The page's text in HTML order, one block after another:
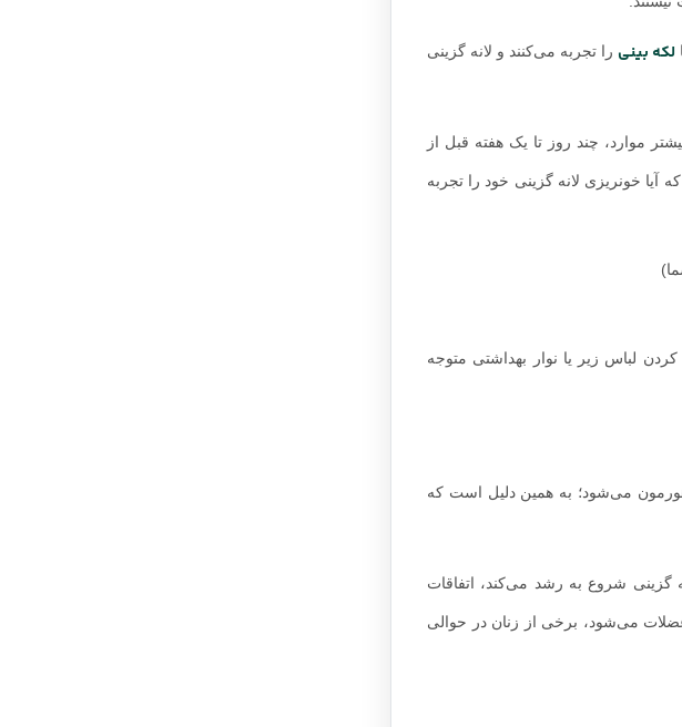
لکه بینی را تجربه می‌کنند و لانه گزینی
موارد، چند روز تا یک هفته قبل از
خونریزی لانه گزینی خود را تجربه
یابد. ممکن است هنگام پاک کردن لباس زیر یا نوار بهداشتی متوجه
می‌شود؛ به همین دلیل است که
گزینی شروع به رشد می‌کند، اتفاقات
می‌شود، برخی از زنان در حوالی